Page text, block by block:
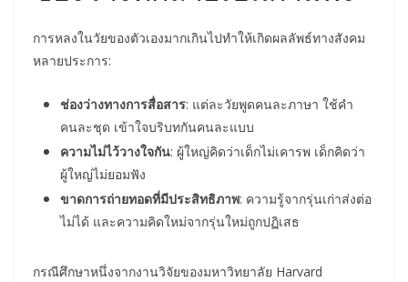
การหลงในวัยของตัวเองมากเกินไปทำให้เกิดผลลัพธ์ทางสังคม
หลายประการ:
ช่องว่างทางการสื่อสาร: แต่ละวัยพูดคนละภาษา ใช้คำ
คนละชุด เข้าใจบริบทกันคนละแบบ
ความไม่ไว้วางใจกัน: ผู้ใหญ่คิดว่าเด็กไม่เคารพ เด็กคิดว่า
ผู้ใหญ่ไม่ยอมฟัง
ขาดการถ่ายทอดที่มีประสิทธิภาพ: ความรู้จากรุ่นเก่าส่งต่อ
ไม่ได้ และความคิดใหม่จากรุ่นใหม่ถูกปฏิเสธ
กรณีศึกษาหนึ่งจากงานวิจัยของมหาวิทยาลัย Harvard